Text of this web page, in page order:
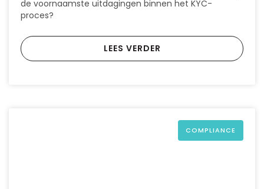
de voornaamste uitdagingen binnen het KYC-
proces?
LEES VERDER
COMPLIANCE